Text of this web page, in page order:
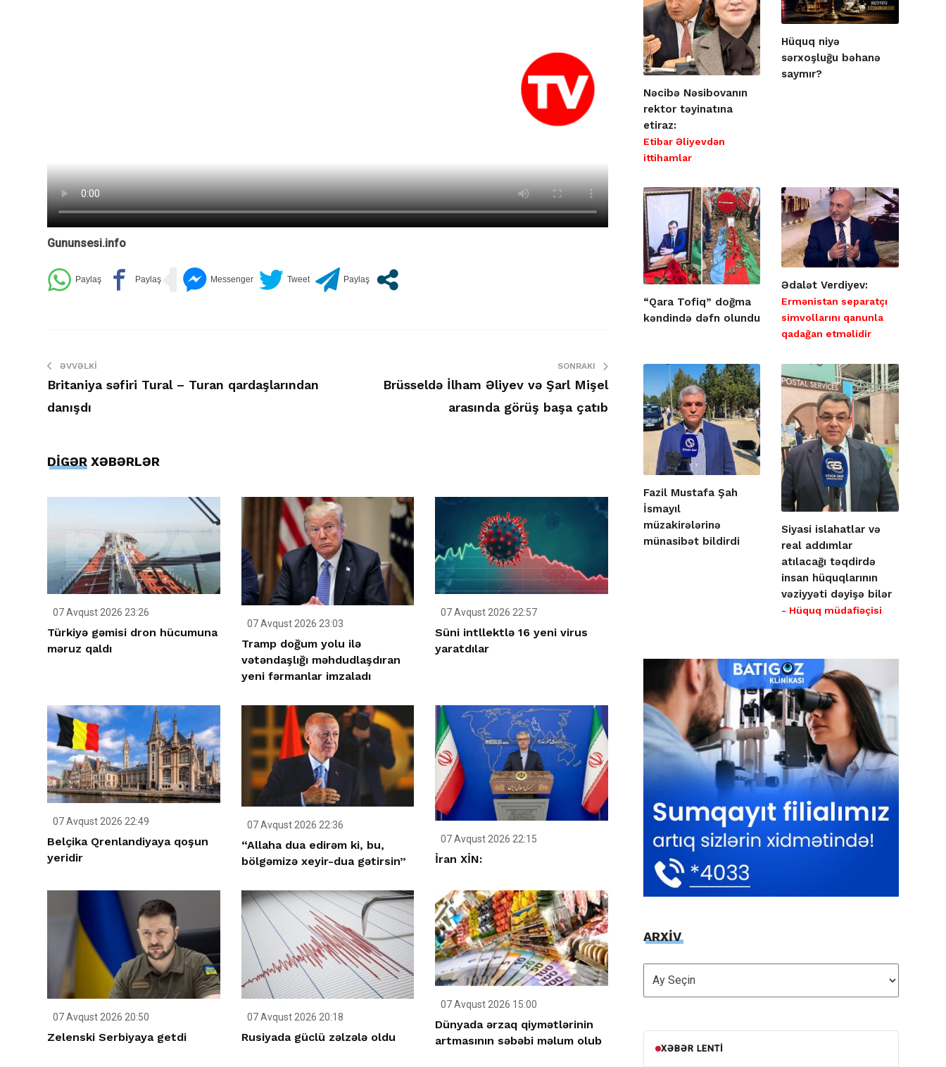
Gununsesi.info
ƏVVƏLKI
Britaniya səfiri Tural – Turan qardaşlarından
danışdı
SONRAKI
Brüsseldə İlham Əliyev və Şarl Mişel
arasında görüş başa çatıb
DİGƏR XƏBƏRLƏR
07 Avqust 2026 23:26
Türkiyə gəmisi dron hücumuna
məruz qaldı
07 Avqust 2026 23:03
Tramp doğum yolu ilə
vətəndaşlığı məhdudlaşdıran
yeni fərmanlar imzaladı
07 Avqust 2026 22:57
Süni intllektlə 16 yeni virus
yaratdılar
07 Avqust 2026 22:49
Belçika Qrenlandiyaya qoşun
yeridir
07 Avqust 2026 22:36
“Allaha dua edirəm ki, bu,
bölgəmizə xeyir-dua gətirsin”
07 Avqust 2026 22:15
İran XİN:
07 Avqust 2026 20:50
Zelenski Serbiyaya getdi
07 Avqust 2026 20:18
Rusiyada güclü zəlzələ oldu
07 Avqust 2026 15:00
Dünyada ərzaq qiymətlərinin
artmasının səbəbi məlum olub
Nəcibə Nəsibovanın
rektor təyinatına
etiraz:
Etibar Əliyevdən
ittihamlar
Hüquq niyə
sərxoşluğu bəhanə
saymır?
“Qara Tofiq” doğma
kəndində dəfn olundu
Ədalət Verdiyev:
Ermənistan separatçı
simvollarını qanunla
qadağan etməlidir
Fazil Mustafa Şah
İsmayıl
müzakirələrinə
münasibət bildirdi
Siyasi islahatlar və
real addımlar
atılacağı təqdirdə
insan hüquqlarının
vəziyyəti dəyişə bilər
- Hüquq müdafiəçisi
ARXİV
ARXİV
XƏBƏR LENTI